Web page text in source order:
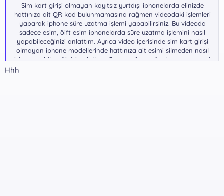
Sim kart girişi olmayan kayıtsız yurtdışı iphonelarda elinizde
hattınıza ait QR kod bulunmamasına rağmen videodaki işlemleri
yaparak iphone süre uzatma işlemi yapabilirsiniz. Bu videoda
sadece esim, öift esim iphonelarda süre uzatma işlemini nasıl
yapabileceğinizi anlattım. Ayrıca video içerisinde sim kart girişi
olmayan iphone modellerinde hattınıza ait esimi silmeden nasıl
işlem yapbileceğinizi anlattım. Geçen yıllara göre tamamen yeni
bir yöntem olan bu video iki geçici esim yükleyerek hattınıza ait
Hhh